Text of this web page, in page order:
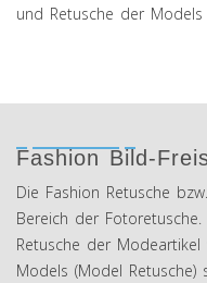
und Retusche der
Fashion Bild-
Die Fashion Retusche
Bereich der
Retusche der
Models (Model Retusche)